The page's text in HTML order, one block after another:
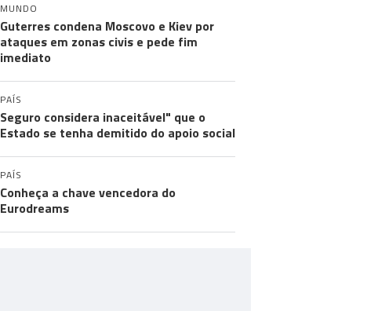
MUNDO
Guterres condena Moscovo e Kiev por
ataques em zonas civis e pede fim
imediato
PAÍS
Seguro considera inaceitável" que o
Estado se tenha demitido do apoio social
PAÍS
Conheça a chave vencedora do
Eurodreams